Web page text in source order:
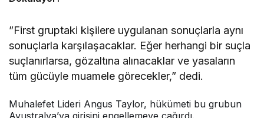
”First gruptaki kişilere uygulanan sonuçlarla aynı
sonuçlarla karşılaşacaklar. Eğer herhangi bir suçla
suçlanırlarsa, gözaltına alınacaklar ve yasaların
tüm gücüyle muamele görecekler,” dedi.
Muhalefet Lideri Angus Taylor, hükümeti bu grubun
Avustralya’ya girişini engellemeye çağırdı.